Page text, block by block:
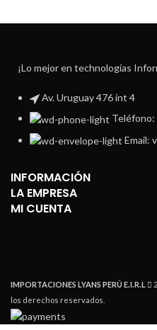
¡Lo mejor en technologías
Av. Uruguay 476 int 4
Teléfono:
Email:
INFORMACIÓN
LA EMPRESA
MI CUENTA
IMPORTACIONES LYANS PERÚ E.I.R.L
los derechos reservados.